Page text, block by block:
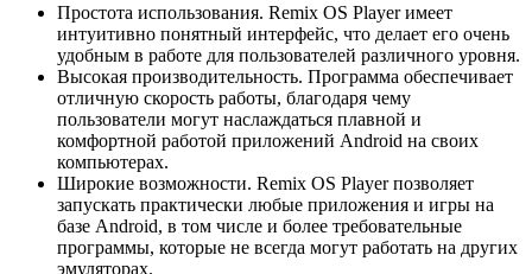
Простота использования. Remix OS Player имеет
интуитивно понятный интерфейс, что делает его очень
удобным в работе для пользователей различного уровня.
Высокая производительность. Программа обеспечивает
отличную скорость работы, благодаря чему
пользователи могут наслаждаться плавной и
комфортной работой приложений Android на своих
компьютерах.
Широкие возможности. Remix OS Player позволяет
запускать практически любые приложения и игры на
базе Android, в том числе и более требовательные
программы, которые не всегда могут работать на других
эмуляторах.